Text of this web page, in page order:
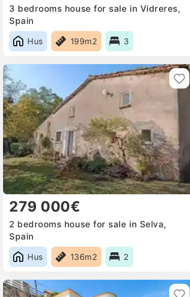
3 bedrooms house for sale in Vidreres,
Spain
Hus
199m2 3
279 000€
2 bedrooms house for sale in Selva,
Spain
Hus
136m2 2